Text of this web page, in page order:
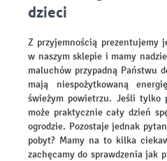
dzieci
Z przyjemnością prezentujemy
w naszym sklepie i mamy
maluchów przypadną Państwu
mają niespożytkowaną
świeżym powietrzu. Jeśli tylko
może praktycznie cały dzień
ogrodzie. Pozostaje jednak
pobyt? Mamy na to kilka
zachęcamy do sprawdzenia jak